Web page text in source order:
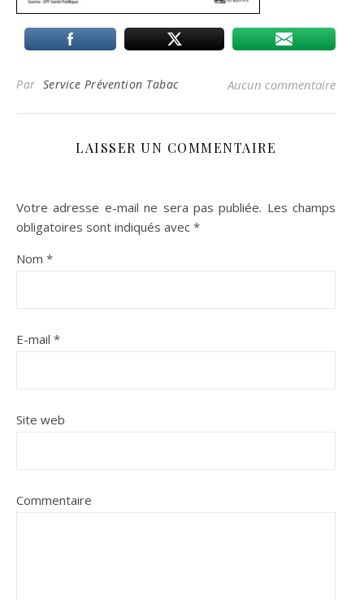
Par Service Prévention Tabac Aucun commentaire
LAISSER UN COMMENTAIRE
Votre adresse e-mail ne sera pas publiée. Les champs
obligatoires sont indiqués avec *
Nom *
E-mail *
Site web
Commentaire